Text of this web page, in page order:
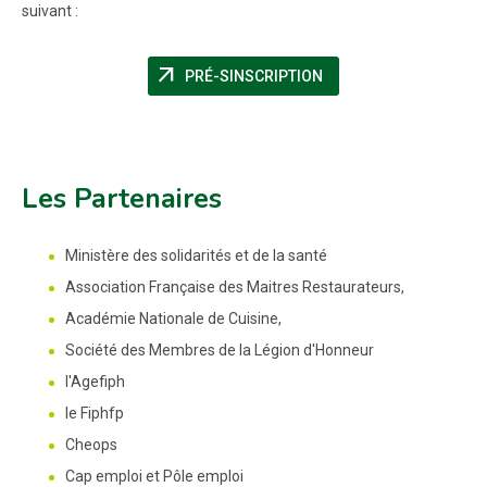
suivant :
arrow_outward PRÉ-SINSCRIPTION
Les Partenaires
Ministère des solidarités et de la santé
Association Française des Maitres Restaurateurs,
Académie Nationale de Cuisine,
Société des Membres de la Légion d'Honneur
l'Agefiph
le Fiphfp
Cheops
Cap emploi et Pôle emploi